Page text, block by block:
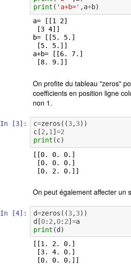
print ( 'a+b=' ,a+b)
a= [[1 2]
b= [[5. 5.]
a+b= [[6. 7.]
On profite du tableau "zeros"
coefficients en position ligne
non 1.
In [3]: c=zeros ((3,3))
c[2,1] =2
print (c)
[[0. 0. 0.]
On peut également affecter un
In [4]: d=zeros ((3,3))
d [0: 2 ,0: 2] =a
print (d )
[[1. 2. 0.]